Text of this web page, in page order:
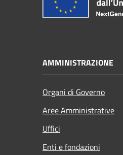
AMMINISTRAZIONE
Organi di Governo
Aree Amministrative
Uffici
Enti e fondazioni